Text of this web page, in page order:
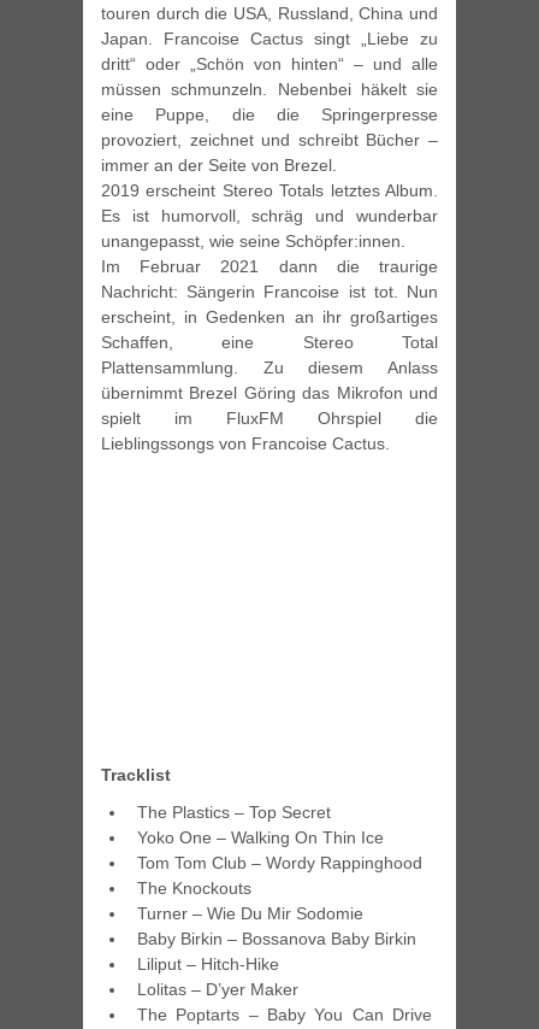
touren durch die USA, Russland, China und
Japan. Francoise Cactus singt „Liebe zu
dritt“ oder „Schön von hinten“ – und alle
müssen schmunzeln. Nebenbei häkelt sie
eine Puppe, die die Springerpresse
provoziert, zeichnet und schreibt Bücher –
immer an der Seite von Brezel.
2019 erscheint Stereo Totals letztes Album.
Es ist humorvoll, schräg und wunderbar
unangepasst, wie seine Schöpfer:innen.
Im Februar 2021 dann die traurige
Nachricht: Sängerin Francoise ist tot. Nun
erscheint, in Gedenken an ihr großartiges
Schaffen, eine Stereo Total
Plattensammlung. Zu diesem Anlass
übernimmt Brezel Göring das Mikrofon und
spielt im FluxFM Ohrspiel die
Lieblingssongs von Francoise Cactus.
Tracklist
The Plastics – Top Secret
Yoko One – Walking On Thin Ice
Tom Tom Club – Wordy Rappinghood
The Knockouts
Turner – Wie Du Mir Sodomie
Baby Birkin – Bossanova Baby Birkin
Liliput – Hitch-Hike
Lolitas – D’yer Maker
The Poptarts – Baby You Can Drive